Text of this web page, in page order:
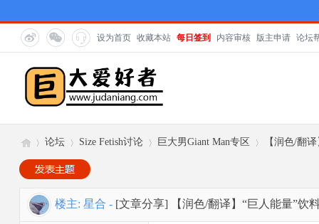
设为首页 收藏本站 每日签到 内容审核 版主申请 论坛
巨»
论坛
›
Size Fetish讨论
›
巨大男Giant Man专区
›
【润色/翻
楼主: 星合 - [文章分享] 【润色/翻译】“巨人能量”饮